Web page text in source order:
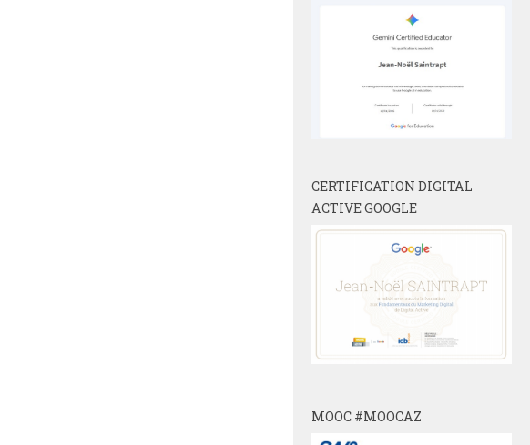
CERTIFICATION DIGITAL
ACTIVE GOOGLE
MOOC #MOOCAZ